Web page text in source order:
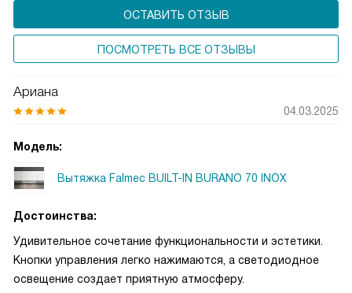
ОСТАВИТЬ ОТЗЫВ
ПОСМОТРЕТЬ ВСЕ ОТЗЫВЫ
Ариана
04.03.2025
Модель:
Вытяжка Falmec BUILT-IN BURANO 70 INOX
Достоинства:
Удивительное сочетание функциональности и эстетики.
Кнопки управления легко нажимаются, а светодиодное
освещение создает приятную атмосферу.